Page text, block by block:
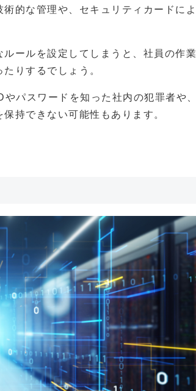
的な管理や、セキュリティカードによ
ールを設定してしまうと、社員の作業
りするでしょう。
パスワードを知った社内の犯罪者や、
持できない可能性もあります。